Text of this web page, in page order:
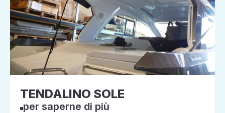
TENDALINO SOLE
per saperne di più